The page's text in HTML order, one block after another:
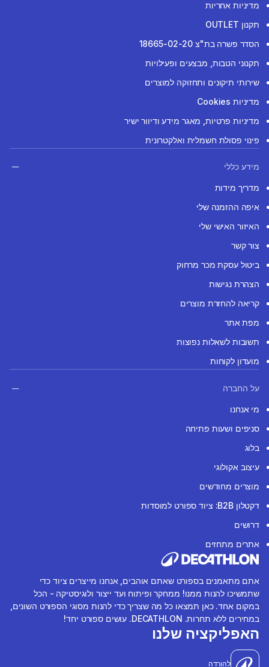
מדיניות אחריות
תקנון OUTLET
הסדר פשרה בת"צ 18665-02-20
תקנוני הטבות, מבצעים ופעילויות
שירותי תיקונים ותחזוקה למוצרים
מדיניות Cookies
מדיניות פרטיות, מאגר מידע ודיוור ישיר
פינוי פסולת חשמלית ואלקטרונית
מידע כללי
מדריך מידות
איפה ההזמנה שלי
האיזור האישי שלי
צור קשר
ביטול עסקת מכר מרחוק
הצהרת נגישות
קריאה להחזרת מוצרים
מפת אתר
תשובות לשאלות נפוצות
מועדון לקוחות
על החברה
מי אנחנו
סניפים ושעות פתיחה
בלוג
עיצוב אקולוגי
מוצרים מחודשים
דקטלון B2B: ציוד ספורט למוסדות
דרושים
אתרים מתחזים
אתם מתאמנים בספורט שאתם אוהבים, אנחנו מייצרים ציוד כדי
שתמשיכו להנות ממנו! ממחקר ופיתוח ועד ייצור ולוגיסטיקה - הכל
במקום אחד. כאן תמצאו כל מה שצריך כדי להנות מסוגי הספורט השונים,
במחירים ללא תחרות. DECATHLON. עושים ספורט יחד!
האפליקציה שלנו
להורדה